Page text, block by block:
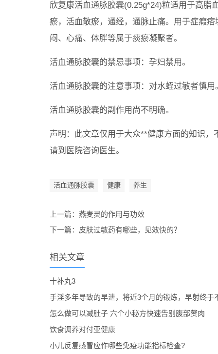
欣复康活血通脉胶囊(0.25g*24)粒适用于高脂
瘀，活血散瘀，通经，通脉止痛。用于症瘕
闷、心痛、体胖等属于痰瘀凝聚者。
活血通脉胶囊的禁忌事项：孕妇禁用。
活血通脉胶囊的注意事项：对水蛭过敏者慎用
活血通脉胶囊的副作用尚不明确。
声明：此文章仅用于大众**健康方面的知识
请到医院咨询医生。
活血通脉胶囊 健康 养生
上一篇： 燕麦灵的作用与功效
下一篇： 皮肤过敏药有哪些，见效快的？
相关文章
十补丸3
手淫多年导致的早泄，将近3个月的锻炼，早射终于
怎么做可以减肚子 六个小秘方快速告别腹部赘肉
饮食调养对付亚健康
小儿反复感冒应作哪些免疫功能指标检查?